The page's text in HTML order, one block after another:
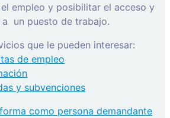
empleo y posibilitar el acceso y
un puesto de trabajo.
que le pueden interesar:
de empleo
y subvenciones
como persona demandante